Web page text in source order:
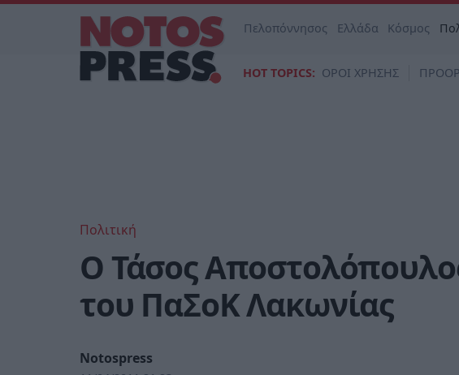
Πελοπόννησος Ελλάδα Κόσμος
HOT TOPICS: ΟΡΟΙ ΧΡΗΣΗΣ
Πολιτική
Ο Τάσος
του ΠαΣοΚ Λακωνίας
Notospress